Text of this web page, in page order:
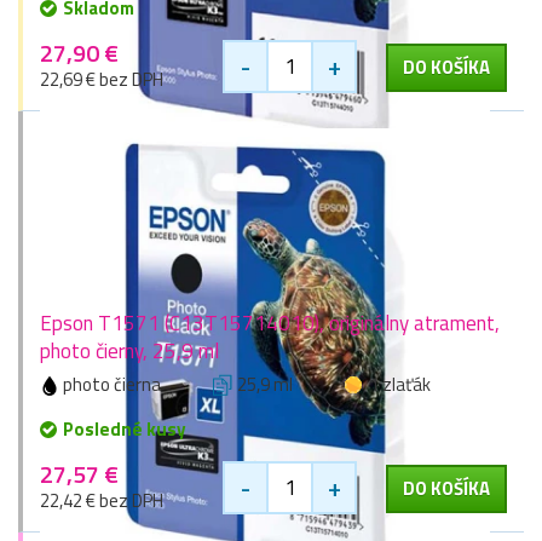
Skladom
27,90 €
22,69 € bez DPH - + DO KOŠÍKA
Epson T1571 (C13T15714010), originálny atrament,
photo čierny, 25,9 ml
photo čierna 25,9 ml
1 zlaťák
Posledné kusy
27,57 €
22,42 € bez DPH - + DO KOŠÍKA